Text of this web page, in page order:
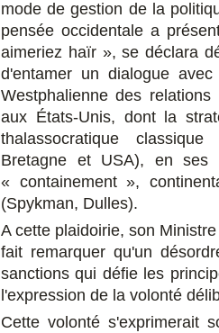
mode de gestion de la
pensée occidentale a
aimeriez haïr », se déclara
d'entamer un dialogue
Westphalienne des
aux États-Unis, dont la
thalassocratique
Bretagne et USA), en ses
« containement »,
(Spykman, Dulles).
A cette plaidoirie, son
fait remarquer qu'un
sanctions qui défie les
l'expression de la volonté
Cette volonté s'exprimerait